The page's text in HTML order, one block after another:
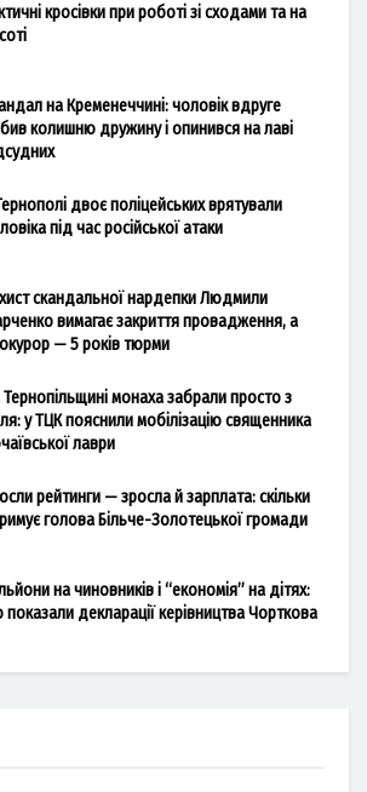
кросівки при роботі зі сходами та на
на Кременеччині: чоловік вдруге
колишню дружину і опинився на лаві
двоє поліцейських врятували
під час російської атаки
скандальної нардепки Людмили
вимагає закриття провадження, а
— 5 років тюрми
монаха забрали просто з
у ТЦК пояснили мобілізацію священника
лаври
рейтинги — зросла й зарплата: скільки
голова Більче-Золотецької громади
на чиновників і “економія” на дітях:
декларації керівництва Чорткова